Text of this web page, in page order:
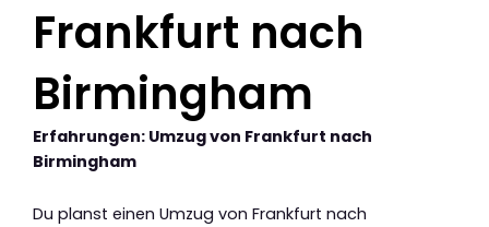
Frankfurt nach
Birmingham
Erfahrungen: Umzug von Frankfurt nach
Birmingham
Du planst einen Umzug von Frankfurt nach